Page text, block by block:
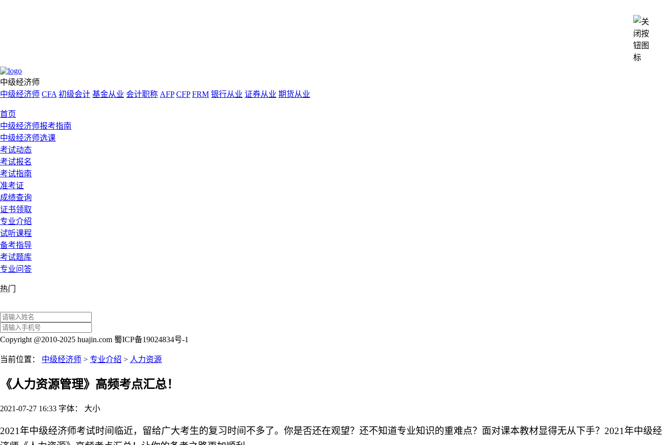
中级经济师
中级经济师 CFA 初级会计 基金从业 会计职称 AFP CFP FRM 银行从业 证券从业 期货从业
首页
中级经济师报考指南
中级经济师选课
考试动态
考试报名
考试指南
准考证
成绩查询
证书领取
专业介绍
试听课程
备考指导
考试题库
专业问答
热门
Copyright @2010-2025 huajin.com 蜀ICP备19024834号-1
当前位置： 中级经济师 > 专业介绍 > 人力资源
《人力资源管理》高频考点汇总！
2021-07-27 16:33 字体： 大小
2021年中级经济师考试时间临近，留给广大考生的复习时间不多了。你是否还在观望？还不知道专业知识的重难点？面对课本教材显得无从下手？ 2021年中级经